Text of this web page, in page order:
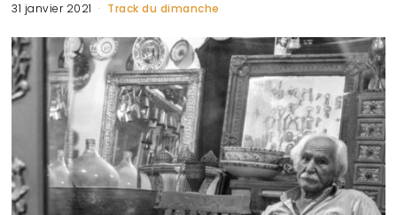
31 janvier 2021 Track du dimanche